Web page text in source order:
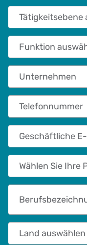
Tätigkeitsebene
Funktionale Rolle
Unternehmen
Telefonnummer
Geschäftliche E-
Primary App/Tech
Land auswählen